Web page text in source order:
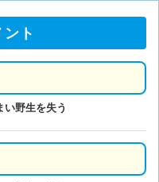
ト
い野生を失う